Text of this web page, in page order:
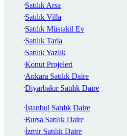
Satılık Arsa
Satılık Villa
Satılık Müstakil Ev
Satılık Tarla
Satılık Yazlık
Konut Projeleri
Ankara Satılık Daire
Diyarbakır Satılık Daire
İstanbul Satılık Daire
Bursa Satılık Daire
İzmir Satılık Daire